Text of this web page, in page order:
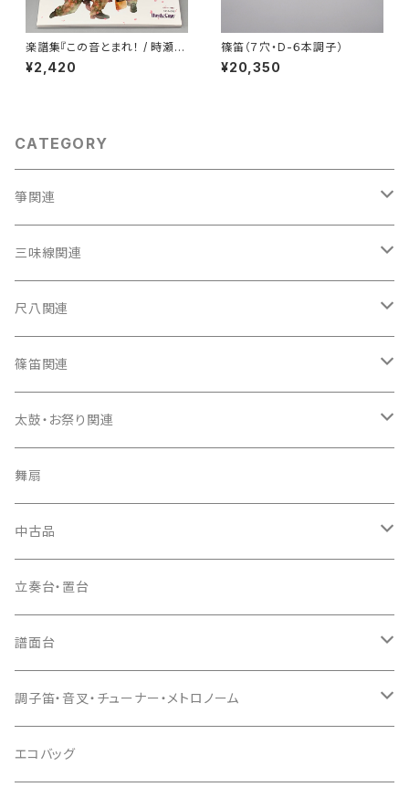
楽譜集『この音とまれ！ / 時瀬高
等学校箏曲部』
¥2,420
篠笛（７穴・D-６本調子）
¥20,350
CATEGORY
箏関連
箏（本体）
箏カバー
箏袋
口前袋・尾布
爪・爪輪
爪入
爪駒入
猫足入
爪ばさみ
箏柱
三味線関連
三味線（本体）
三味線ケース
長トランク・三ツ折トランク
ソフトケース
雨用カバー
長袋・三ツ組袋・胴袋
胴掛
根緒
糸
(丸三) 寿糸
はつね糸
駒
地唄駒
糸駒入
尺八関連
尺八（本体）
尺八袋
歌口キャップ
つゆ切り
篠笛関連
篠笛（本体）
お祭り用６穴
お祭り用７穴
篠笛袋
太鼓・お祭り関連
太鼓（本体）
太鼓撥
手拍子（チャンチャン）
当り鉦
シュモク（当り鉦バチ）
舞扇
中古品
箏（本体）
三味線（本体）
立奏台・置台
譜面台
座奏用譜面台
立奏用譜面台
調子笛・音叉・チューナー・メトロノーム
調子笛・音叉
エコバッグ